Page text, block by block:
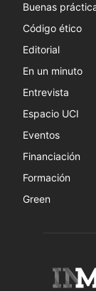
Buenas
Código ético
Editorial
En un minuto
Entrevista
Espacio UCI
Eventos
Financiación
Formación
Green